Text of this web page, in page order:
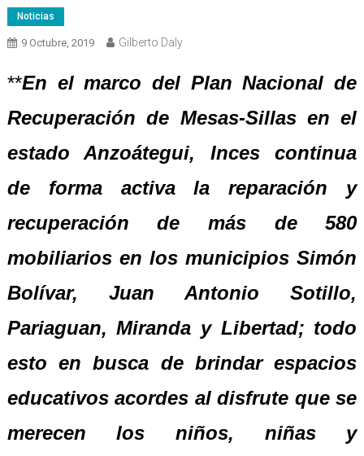
Noticias
9 Octubre, 2019 Gilberto Daly
**En el marco del Plan Nacional de
Recuperación de Mesas-Sillas en el
estado Anzoátegui, Incescontinua
de forma activa la reparación y
recuperación de más de 580
mobiliarios en los municipios Simón
Bolívar, Juan Antonio Sotillo,
Pariaguan, Miranda y Libertad; todo
esto en busca de brindar espacios
educativos acordes al disfrute que se
merecen los niños, niñas y